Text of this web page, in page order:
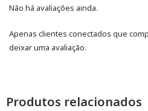
Não há avaliações ainda.
Apenas clientes conectados que
deixar uma avaliação.
Produtos relacionados